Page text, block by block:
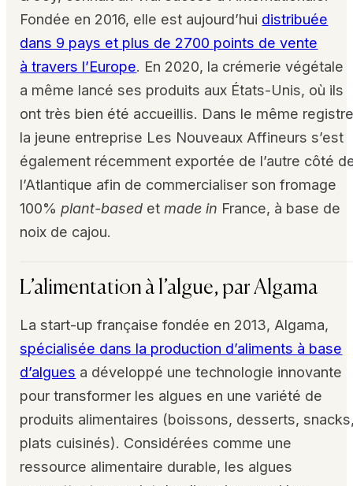
Fondée en 2016, elle est aujourd’hui distribuée
dans 9 pays et plus de 2700 points de vente
à travers l’Europe. En 2020, la crémerie végétale
a même lancé ses produits aux États-Unis, où ils
ont très bien été accueillis. Dans le même
la jeune entreprise Les Nouveaux Affineurs s’est
également récemment exportée de l’autre côté
l’Atlantique afin de commercialiser son fromage
100%plant-based etmade in France, à base de
noix de cajou.
L’alimentation à l’algue, par Algama
La start-up française fondée en 2013, Algama,
spécialisée dans la production d’aliments à base
d’algues a développé une technologie innovante
pour transformer les algues en une variété de
produits alimentaires (boissons, desserts,
plats cuisinés). Considérées comme une
ressource alimentaire durable, les algues